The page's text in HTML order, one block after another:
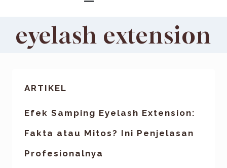
eyelash extension
ARTIKEL
Efek Samping Eyelash Extension:
Fakta atau Mitos? Ini Penjelasan
Profesionalnya